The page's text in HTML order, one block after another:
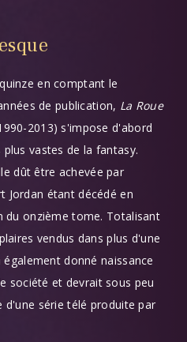
en comptant le
de publication, La Roue
2013) s'impose d'abord
vastes de la fantasy.
dût être achevée par
Jordan étant décédé en
du onzième tome. Totalisant
vendus dans plus d'une
donné naissance
société et devrait sous peu
série télé produite par